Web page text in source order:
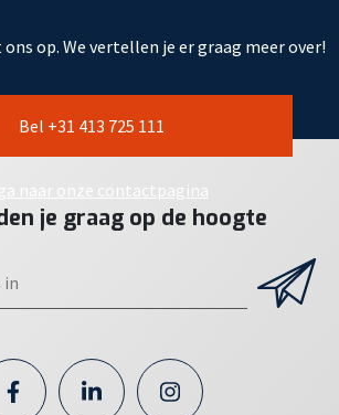
op. We vertellen je er graag meer over!
Bel +31 413 725 111
ga naar onze contactpagina
je graag op de hoogte